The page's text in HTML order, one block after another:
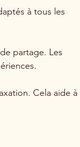
à tous les
partage. Les
Cela aide à